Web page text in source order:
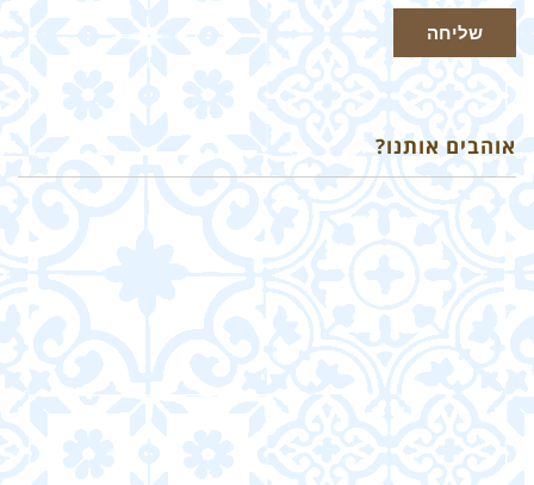
שליחה
אוהבים אותנו?